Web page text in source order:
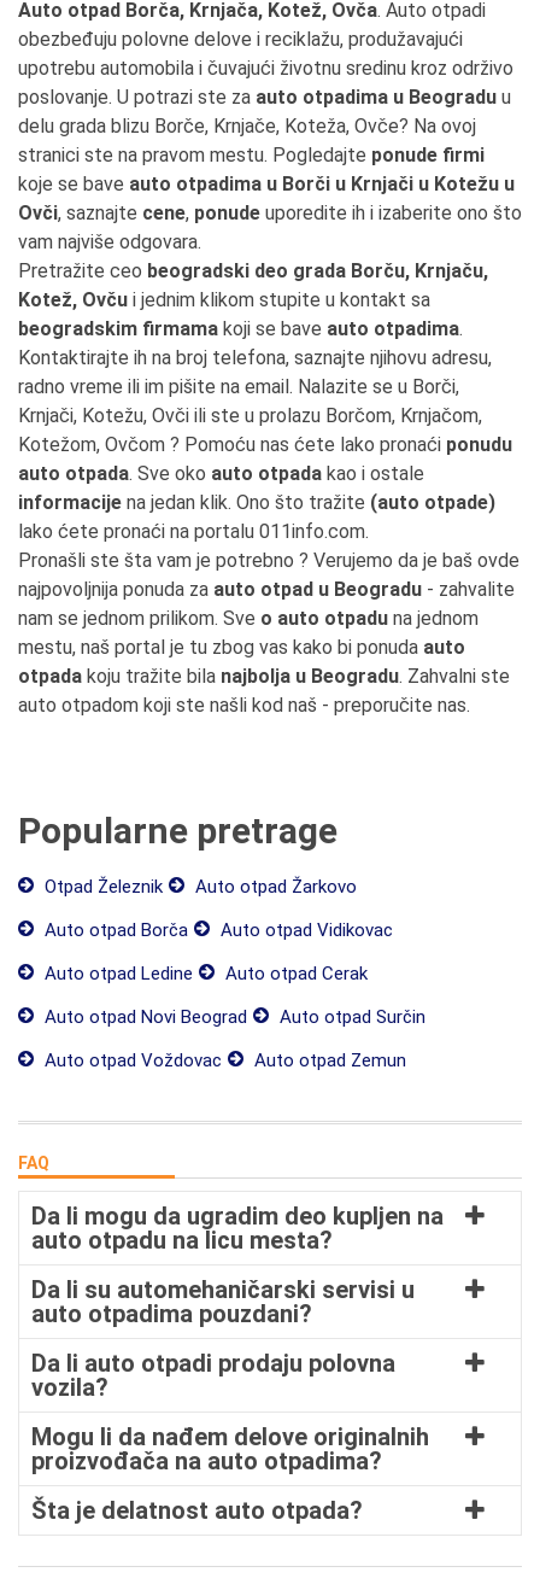
Auto otpad Borča, Krnjača, Kotež, Ovča. Auto otpadi
obezbeđuju polovne delove i reciklažu, produžavajući
upotrebu automobila i čuvajući životnu sredinu kroz održivo
poslovanje. U potrazi ste za auto otpadima u Beogradu u
delu grada blizu Borče, Krnjače, Koteža, Ovče? Na ovoj
stranici ste na pravom mestu. Pogledajte ponude firmi
koje se bave auto otpadima u Borči u Krnjači u Kotežu u
Ovči, saznajte cene, ponude uporedite ih i izaberite ono što
vam najviše odgovara.
Pretražite ceo beogradski deo grada Borču, Krnjaču,
Kotež, Ovču i jednim klikom stupite u kontakt sa
beogradskim firmama koji se bave auto otpadima.
Kontaktirajte ih na broj telefona, saznajte njihovu adresu,
radno vreme ili im pišite na email. Nalazite se u Borči,
Krnjači, Kotežu, Ovči ili ste u prolazu Borčom, Krnjačom,
Kotežom, Ovčom ? Pomoću nas ćete lako pronaći ponudu
auto otpada. Sve oko auto otpada kao i ostale
informacije na jedan klik. Ono što tražite (auto otpade)
lako ćete pronaći na portalu 011info.com.
Pronašli ste šta vam je potrebno ? Verujemo da je baš ovde
najpovoljnija ponuda za auto otpad u Beogradu - zahvalite
nam se jednom prilikom. Sve o auto otpadu na jednom
mestu, naš portal je tu zbog vas kako bi ponuda auto
otpada koju tražite bila najbolja u Beogradu. Zahvalni ste
auto otpadom koji ste našli kod naš - preporučite nas.
Popularne pretrage
Otpad Železnik
Auto otpad Žarkovo
Auto otpad Borča
Auto otpad Vidikovac
Auto otpad Ledine
Auto otpad Cerak
Auto otpad Novi Beograd
Auto otpad Surčin
Auto otpad Voždovac
Auto otpad Zemun
FAQ
Da li mogu da ugradim deo kupljen na
auto otpadu na licu mesta?
Da li su automehaničarski servisi u
auto otpadima pouzdani?
Da li auto otpadi prodaju polovna
vozila?
Mogu li da nađem delove originalnih
proizvođača na auto otpadima?
Šta je delatnost auto otpada?